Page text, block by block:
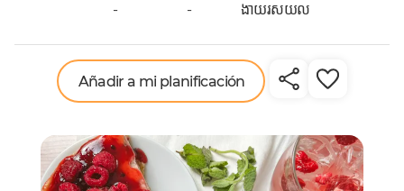
- - ងាយរសយល
Añadir a mi planificación